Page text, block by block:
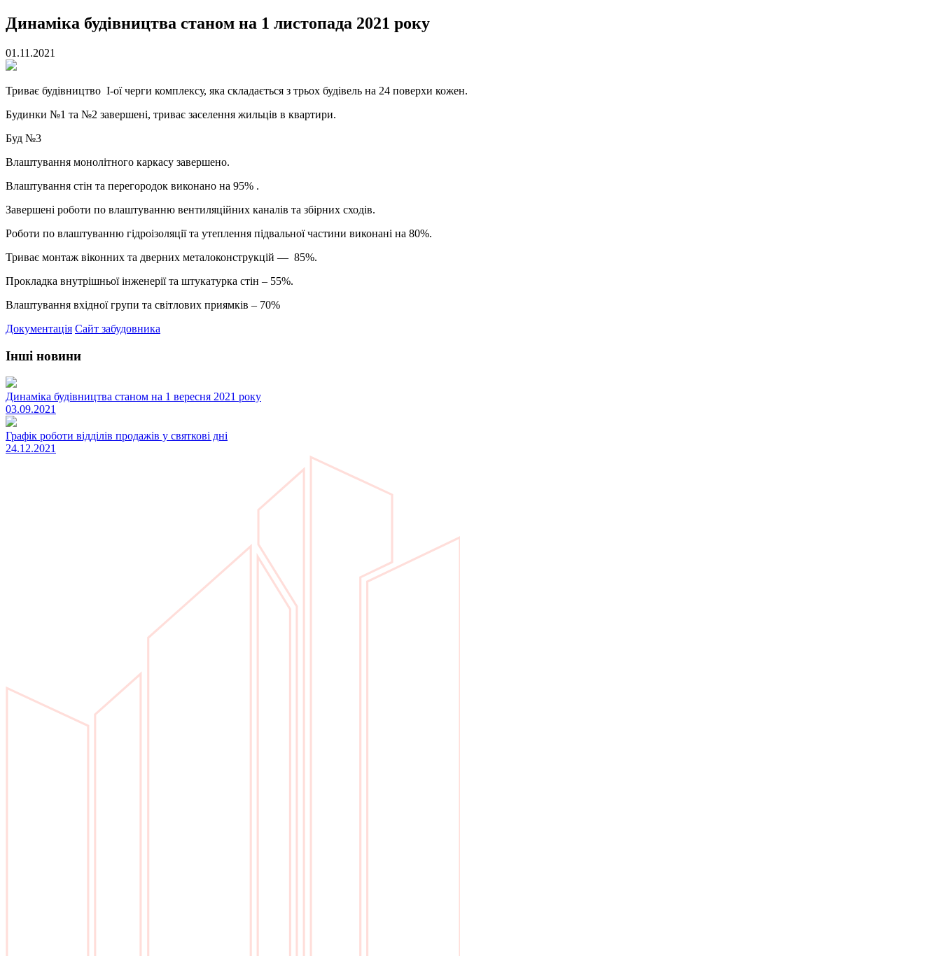
Динаміка будівництва станом на 1 листопада 2021 року
01.11.2021
Триває будівництво I-ої черги комплексу, яка складається з трьох будівель на 24 поверхи кожен.
Будинки №1 та №2 завершені, триває заселення жильців в квартири.
Буд №3
Влаштування монолітного каркасу завершено.
Влаштування стін та перегородок виконано на 95% .
Завершені роботи по влаштуванню вентиляційних каналів та збірних сходів.
Роботи по влаштуванню гідроізоляції та утеплення підвальної частини виконані на 80%.
Триває монтаж віконних та дверних металоконструкцій — 85%.
Прокладка внутрішньої інженерії та штукатурка стін – 55%.
Влаштування вхідної групи та світлових приямків – 70%
Документація Сайт забудовника
інші новини
Динаміка будівництва станом на 1 вересня 2021 року
03.09.2021
Графік роботи відділів продажів у святкові дні
24.12.2021